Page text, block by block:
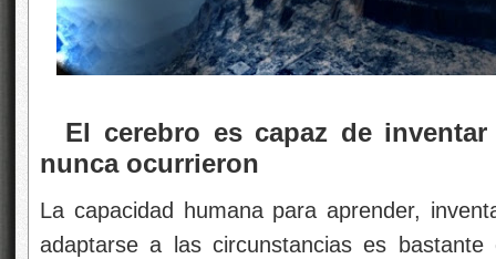
El cerebro es capaz de
nunca ocurrieron
La capacidad humana para aprender,
adaptarse a las circunstancias es